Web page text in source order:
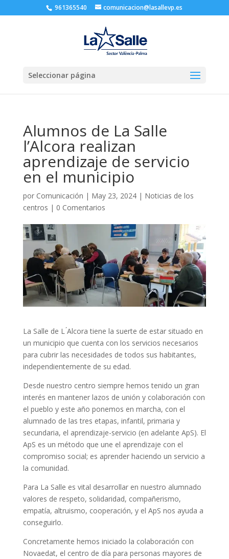
961365540 comunicacion@lasallevp.es
Seleccionar página
Alumnos de La Salle
l’Alcora realizan
aprendizaje de servicio
en el municipio
por Comunicación | May 23, 2024| Noticias de los
centros | 0 Comentarios
La Salle de L ́Alcora tiene la suerte de estar situado en
un municipio que cuenta con los servicios necesarios
para cubrir las necesidades de todos sus habitantes,
independientemente de su edad.
Desde nuestro centro siempre hemos tenido un gran
interés en mantener lazos de unión y colaboración con
el pueblo y este año ponemos en marcha, con el
alumnado de las tres etapas, infantil, primaria y
secundaria, el aprendizaje-servicio (en adelante ApS). El
ApS es un método que une el aprendizaje con el
compromiso social; es aprender haciendo un servicio a
la comunidad.
Para La Salle es vital desarrollar en nuestro alumnado
valores de respeto, solidaridad, compañerismo,
empatía, altruismo, cooperación, y el ApS nos ayuda a
conseguirlo.
Concretamente hemos iniciado la colaboración con
Novaedat, el centro de día para personas mayores de